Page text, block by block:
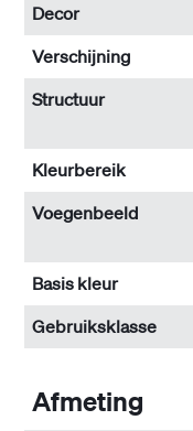
Decor
Verschijning
Structuur
Kleurbereik
Voegenbeeld
Basis kleur
Gebruiksklasse
Afmeting